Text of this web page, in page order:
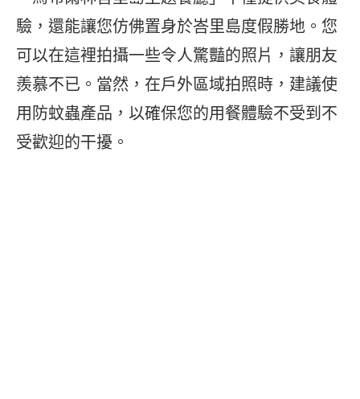
驗，還能讓您仿佛置身於峇里島度假勝地。您
可以在這裡拍攝一些令人驚豔的照片，讓朋友
羨慕不已。當然，在戶外區域拍照時，建議使
用防蚊蟲產品，以確保您的用餐體驗不受到不
受歡迎的干擾。